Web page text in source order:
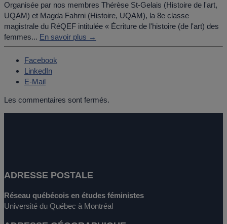
Organisée par nos membres Thérèse St-Gelais (Histoire de l'art,
UQAM) et Magda Fahrni (Histoire, UQAM), la 8e classe
magistrale du RéQEF intitulée « Écriture de l'histoire (de l'art) des
femmes... En savoir plus →
Facebook
LinkedIn
E-Mail
Les commentaires sont fermés.
ADRESSE POSTALE
Réseau québécois en études féministes
Université du Québec à Montréal